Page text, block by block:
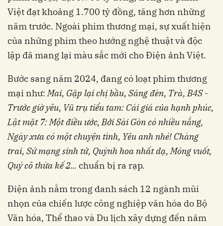
Việt đạt khoảng 1.700 tỷ đồng, tăng hơn những
năm trước. Ngoài phim thương mại, sự xuất hiện
của những phim theo hướng nghệ thuật và độc
lập đã mang lại màu sắc mới cho Điện ảnh Việt.
Bước sang năm 2024, đang có loạt phim thương
mại như:Mai, Gặp lại chị bầu, Sáng đèn, Trà, B4S -
Trước giờ yêu, Vũ trụ tiểu tam: Cái giá của hạnh phúc,
Lật mặt 7: Một điều ước, Bởi Sài Gòn có nhiều nắng,
Ngày xưa có một chuyện tình, Yêu anh nhé! Chàng
trai, Sứ mạng sinh tử, Quỳnh hoa nhất dạ, Móng vuốt,
Quý cô thừa kế 2... chuẩn bị ra rạp.
Điện ảnh nằm trong danh sách 12 ngành mũi
nhọn của chiến lược công nghiệp văn hóa do Bộ
Văn hóa, Thể thao và Du lịch xây dựng đến năm